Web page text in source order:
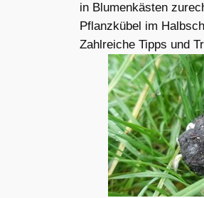
in Blumenkästen
Pflanzkübel im
Zahlreiche Tipps und